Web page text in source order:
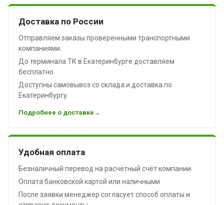
Доставка по России
Отправляем заказы проверенными транспортными
компаниями.
До терминала ТК в Екатеринбурге доставляем
бесплатно.
Доступны самовывоз со склада и доставка по
Екатеринбургу.
Подробнее о доставке
Удобная оплата
Безналичный перевод на расчётный счёт компании.
Оплата банковской картой или наличными.
После заявки менеджер согласует способ оплаты и